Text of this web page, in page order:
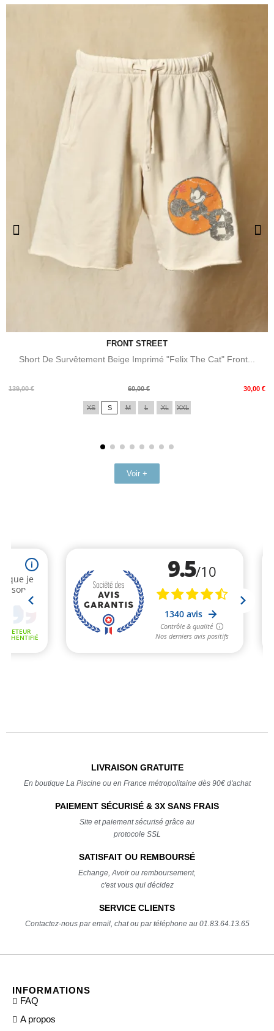
FRONT STREET
Short De Survêtement Beige Imprimé "Felix The Cat" Front...
139,00 €
Prix
60,00 € 30,00 €
Prix
XS S M L XL XXL
Voir +
LIVRAISON GRATUITE
En boutique La Piscine ou en France métropolitaine dès 90€ d'achat
PAIEMENT SÉCURISÉ & 3X SANS FRAIS
Site et paiement sécurisé grâce au
protocole SSL
SATISFAIT OU REMBOURSÉ
Echange, Avoir ou remboursement,
c'est vous qui décidez
SERVICE CLIENTS
Contactez-nous par email, chat ou par téléphone au 01.83.64.13.65
INFORMATIONS
FAQ
A propos